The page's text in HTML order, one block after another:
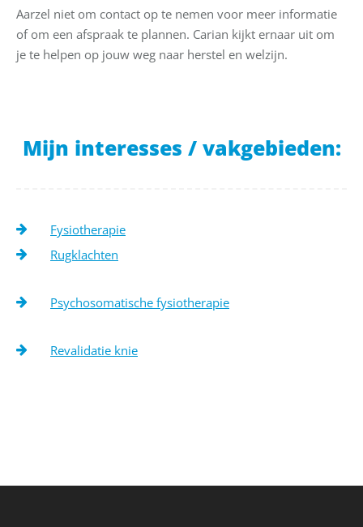
Aarzel niet om contact op te nemen voor meer informatie
of om een afspraak te plannen. Carian kijkt ernaar uit om
je te helpen op jouw weg naar herstel en welzijn.
Mijn interesses / vakgebieden:
Fysiotherapie
Rugklachten
Psychosomatische fysiotherapie
Revalidatie knie